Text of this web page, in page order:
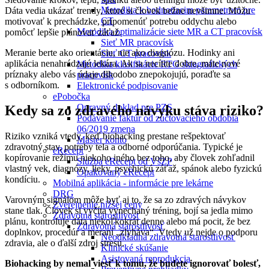
Metodika k hodnotiacim parametrom pre
CT
Metodika optimalizácie siete MR a CT pracovísk
Sieť MR pracovísk
Sieť CT pracovísk
Metodika klasifikácie RTG skiagrafických
pracovísk
Elektronické podpisovanie
ePobočka
Opravný doklad pre PZS
Podávanie faktúr od zúčtovacieho obdobia
06/2019 zmena
Master konto
eRecept
Služba eRecept od VšZP
Opakovaný eRecept
Mobilná aplikácia - informácie pre lekárne
DRG
Zverejnenie nižšej ceny
Zdravotná starostlivosť
Zdravotná starostlivosť
Neodkladná zdravotná starostlivosť
Klinické skúšanie
Asistovaná reprodukcia
Dáta vedia ukázať trendy, ktoré si človek bežne nevšimne. Môžu
motivovať k prechádzke, pripomenúť potrebu oddychu alebo
pomôcť lepšie plánovať záťaž.
Meranie berte ako orientáciu, nie ako diagnózu. Hodinky ani
aplikácia nenahrádzajú lekára. Ak sa necítite dobre, máte nové
príznaky alebo vás údaje dlhodobo znepokojujú, poraďte sa
s odborníkom.
Kedy sa zo zdravého návyku stáva riziko?
Riziko vzniká vtedy, keď biohacking prestane rešpektovať
zdravotný stav, potreby tela a odborné odporúčania. Typické je
kopírovanie režimu niekoho iného bez toho, aby človek zohľadnil
vlastný vek, diagnózy, lieky, psychickú záťaž, spánok alebo fyzickú
kondíciu.
Varovným signálom môže byť aj to, že sa zo zdravých návykov
stane tlak. Človek si vyčíta vynechaný tréning, bojí sa jedla mimo
plánu, kontroluje dáta niekoľkokrát denne alebo má pocit, že bez
doplnkov, procedúr a meraní „zlyháva“. Vtedy už nejde o podporu
zdravia, ale o ďalší zdroj stresu.
Biohacking by nemal viesť k tomu, že budete ignorovať bolesť,